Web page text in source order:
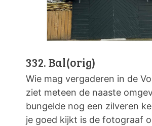
332. Bal(orig)
Wie mag vergaderen in de
ziet meteen de naaste
bungelde nog een zilveren
je goed kijkt is de fotograaf